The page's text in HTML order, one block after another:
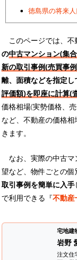
徳島県の将来
このページでは、
の中古マンション(集
新の取引事例(売買事
離、面積などを指定
評価額)を即座に計算(
価格相場(実勢価格、
など、不動産の価格
きます。
なお、実際の中古
望など、物件ごとの個
取引事例を簡単に入手
で利用できる『不動産
宅地建
岩野
注文住